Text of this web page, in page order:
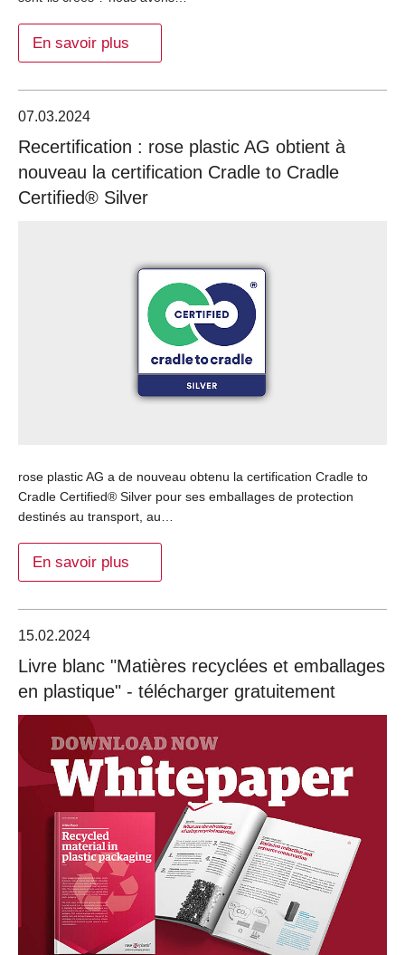
En savoir plus
07.03.2024
Recertification : rose plastic AG obtient à
nouveau la certification Cradle to Cradle
Certified® Silver
rose plastic AG a de nouveau obtenu la certification Cradle to
Cradle Certified® Silver pour ses emballages de protection
destinés au transport, au…
En savoir plus
15.02.2024
Livre blanc "Matières recyclées et emballages
en plastique" - télécharger gratuitement